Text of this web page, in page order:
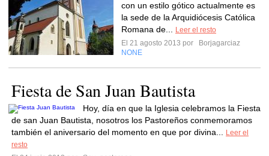
con un estilo gótico actualmente es
la sede de la Arquidiócesis Católica
Romana de...
Leer el resto
El 21 agosto 2013 por
Borjagarciaz
NONE
Fiesta de San Juan Bautista
Hoy, día en que la Iglesia celebramos la Fiesta
de san Juan Bautista, nosotros los Pastoreños conmemoramos
también el aniversario del momento en que por divina...
Leer el
resto